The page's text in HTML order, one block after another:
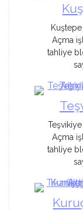
Kuştepe
Açma
tahliye
Teşvikiye
Açma
tahliye